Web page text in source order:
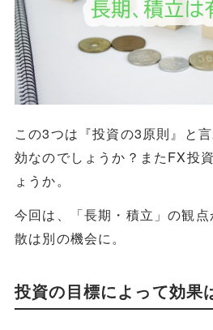
この3つは『投資の3原則』と
効なのでしょうか？またFX投
ょうか。
今回は、「長期・積立」の観
散は別の機会に。
投資の目標によって効果